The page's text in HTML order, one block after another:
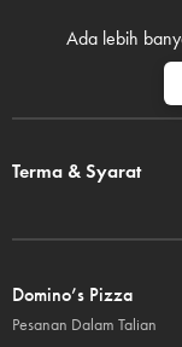
Ada lebih
Terma & Syarat
Domino’s Pizza
Pesanan Dalam Talian